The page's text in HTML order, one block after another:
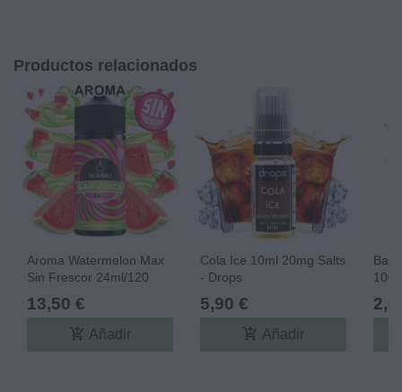
Productos relacionados
Aroma Watermelon Max
Sin Frescor 24ml/120
(Longfill) - Bombo Bar
Juice
13,50 €
add_shopping_cart Añadir
Cola Ice 10ml 20mg Salts
- Drops
5,90 €
add_shopping_cart Añadir